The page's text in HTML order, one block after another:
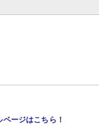
ージはこちら！